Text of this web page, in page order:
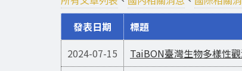
連
結
發表日期
標題
2024-07-15
TaiBON臺灣生物多樣性